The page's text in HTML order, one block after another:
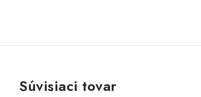
Súvisiaci tovar